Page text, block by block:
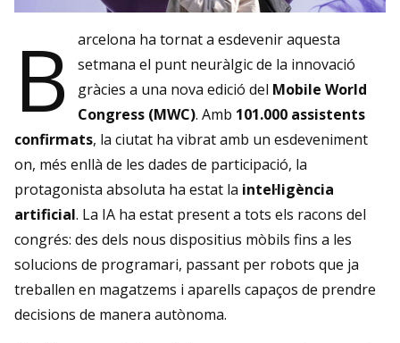
B
arcelona ha tornat a esdevenir aquesta
setmana el punt neuràlgic de la innovació
gràcies a una nova edició del Mobile World
Congress (MWC). Amb 101.000 assistents
confirmats, la ciutat ha vibrat amb un esdeveniment
on, més enllà de les dades de participació, la
protagonista absoluta ha estat la intel·ligència
artificial. La IA ha estat present a tots els racons del
congrés: des dels nous dispositius mòbils fins a les
solucions de programari, passant per robots que ja
treballen en magatzems i aparells capaços de prendre
decisions de manera autònoma.